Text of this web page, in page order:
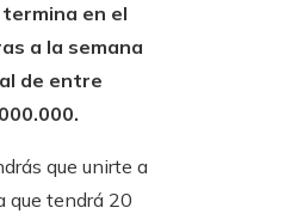
en el
a la semana
de entre
que unirte a
que tendrá 20